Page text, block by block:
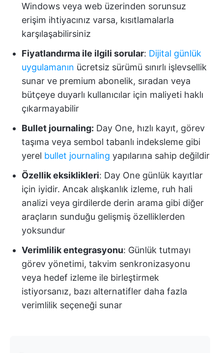
Windows veya web üzerinden sorunsuz
erişim ihtiyacınız varsa, kısıtlamalarla
karşılaşabilirsiniz
Fiyatlandırma ile ilgili sorular: Dijital günlük
uygulamanın ücretsiz sürümü sınırlı işlevsellik
sunar ve premium abonelik, sıradan veya
bütçeye duyarlı kullanıcılar için maliyeti haklı
çıkarmayabilir
Bullet journaling: Day One, hızlı kayıt, görev
taşıma veya sembol tabanlı indeksleme gibi
yerel bullet journaling yapılarına sahip değildir
Özellik eksiklikleri: Day One günlük kayıtlar
için iyidir. Ancak alışkanlık izleme, ruh hali
analizi veya girdilerde derin arama gibi diğer
araçların sunduğu gelişmiş özelliklerden
yoksundur
Verimlilik entegrasyonu: Günlük tutmayı
görev yönetimi, takvim senkronizasyonu
veya hedef izleme ile birleştirmek
istiyorsanız, bazı alternatifler daha fazla
verimlilik seçeneği sunar